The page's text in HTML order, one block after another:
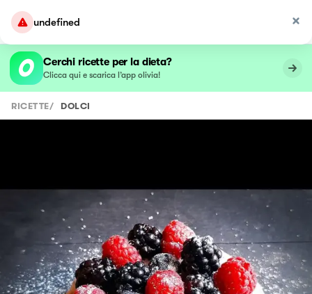
undefined
Cerchi ricette per la dieta?
Clicca qui e scarica l’app olivia!
RICETTE/ DOLCI